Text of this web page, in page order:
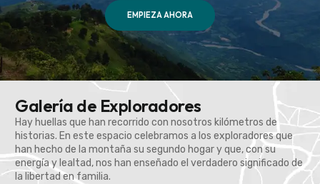
EMPIEZA AHORA
Galería de Exploradores
Hay huellas que han recorrido con nosotros kilómetros de
historias. En este espacio celebramos a los exploradores que
han hecho de la montaña su segundo hogar y que, con su
energía y lealtad, nos han enseñado el verdadero significado de
la libertad en familia.